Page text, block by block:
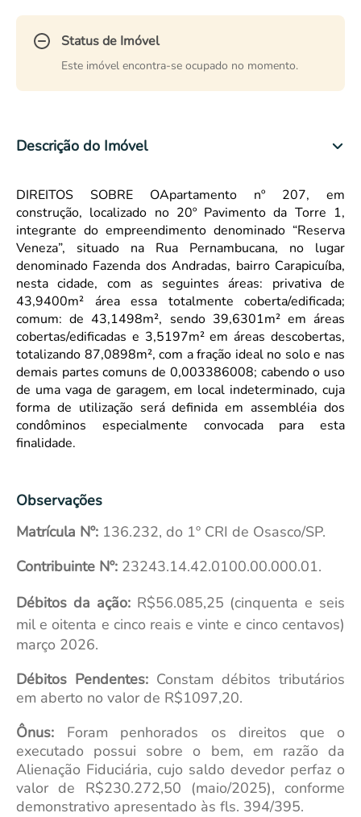
Status de Imóvel
Este imóvel encontra-se ocupado no momento.
Descrição do Imóvel
DIREITOS SOBRE OApartamento nº 207, em
construção, localizado no 20º Pavimento da Torre 1,
integrante do empreendimento denominado “Reserva
Veneza”, situado na Rua Pernambucana, no lugar
denominado Fazenda dos Andradas, bairro Carapicuíba,
nesta cidade, com as seguintes áreas: privativa de
43,9400m² área essa totalmente coberta/edificada;
comum: de 43,1498m², sendo 39,6301m² em áreas
cobertas/edificadas e 3,5197m² em áreas descobertas,
totalizando 87,0898m², com a fração ideal no solo e nas
demais partes comuns de 0,003386008; cabendo o uso
de uma vaga de garagem, em local indeterminado, cuja
forma de utilização será definida em assembléia dos
condôminos especialmente convocada para esta
finalidade.
Observações
Matrícula Nº: 136.232, do 1º CRI de Osasco/SP.
Contribuinte Nº: 23243.14.42.0100.00.000.01.
Débitos da ação:R$56.085,25 (cinquenta e seis
mil e oitenta e cinco reais e vinte e cinco centavos)
março 2026.
Débitos Pendentes: Constam débitos tributários
em aberto no valor de R$1097,20.
Ônus: Foram penhorados os direitos que o
executado possui sobre o bem, em razão da
Alienação Fiduciária, cujo saldo devedor perfaz o
valor de R$230.272,50 (maio/2025), conforme
demonstrativo apresentado às fls. 394/395.